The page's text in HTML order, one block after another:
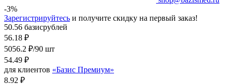
-3%
Зарегистрируйтесь и получите скидку на первый заказ!
50.56 базисрублей
56.18 ₽
5056.2 ₽/90 шт
54.49 ₽
для клиентов «Базис Премиум»
8.92 ₽